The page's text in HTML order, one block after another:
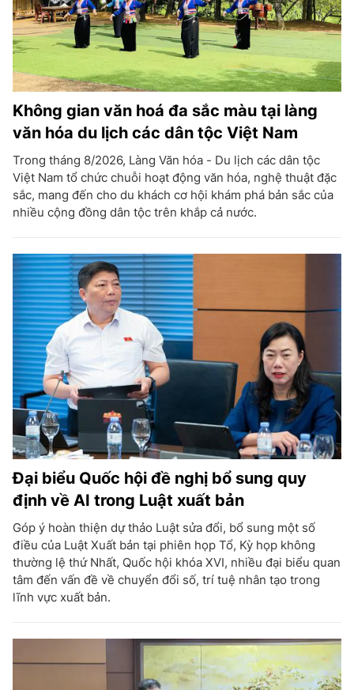
Không gian văn hoá đa sắc màu tại làng
văn hóa du lịch các dân tộc Việt Nam
Trong tháng 8/2026, Làng Văn hóa - Du lịch các dân tộc
Việt Nam tổ chức chuỗi hoạt động văn hóa, nghệ thuật đặc
sắc, mang đến cho du khách cơ hội khám phá bản sắc của
nhiều cộng đồng dân tộc trên khắp cả nước.
Đại biểu Quốc hội đề nghị bổ sung quy
định về AI trong Luật xuất bản
Góp ý hoàn thiện dự thảo Luật sửa đổi, bổ sung một số
điều của Luật Xuất bản tại phiên họp Tổ, Kỳ họp không
thường lệ thứ Nhất, Quốc hội khóa XVI, nhiều đại biểu quan
tâm đến vấn đề về chuyển đổi số, trí tuệ nhân tạo trong
lĩnh vực xuất bản.